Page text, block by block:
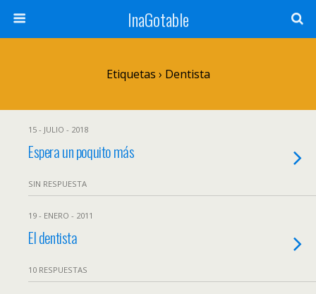
InaGotable
Etiquetas › Dentista
15 - JULIO - 2018
Espera un poquito más
SIN RESPUESTA
19 - ENERO - 2011
El dentista
10 RESPUESTAS